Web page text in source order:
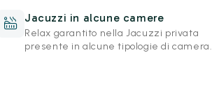
Jacuzzi in alcune camere
Relax garantito nella Jacuzzi privata
presente in alcune tipologie di camera.